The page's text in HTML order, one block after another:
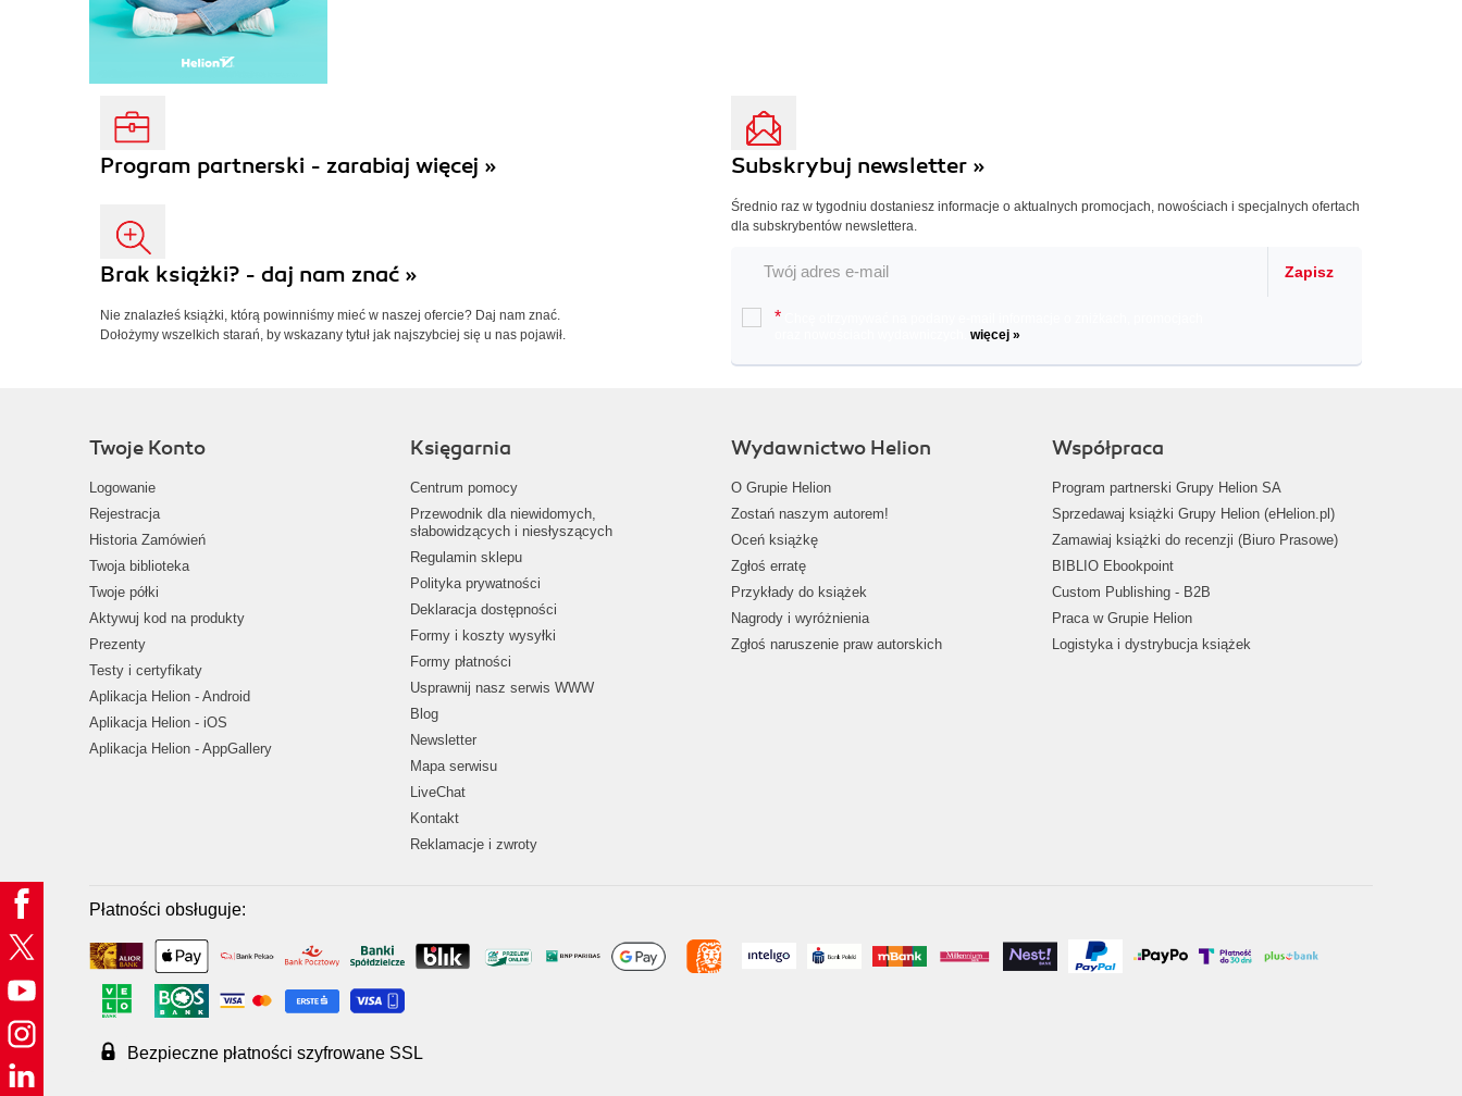
Program partnerski - zarabiaj więcej »
Brak książki? - daj nam znać »
Nie znalazłeś książki, którą powinniśmy mieć w naszej ofercie? Daj nam znać.
Dołożymy wszelkich starań, by wskazany tytuł jak najszybciej się u nas pojawił.
Subskrybuj newsletter »
Średnio raz w tygodniu dostaniesz informacje o aktualnych promocjach, nowościach i specjalnych ofertach
dla subskrybentów newslettera.
Zapisz
*
więcej »
Twoje Konto
Logowanie
Rejestracja
Historia Zamówień
Twoja biblioteka
Twoje półki
Aktywuj kod na produkty
Prezenty
Testy i certyfikaty
Aplikacja Helion - Android
Aplikacja Helion - iOS
Aplikacja Helion - AppGallery
Księgarnia
Centrum pomocy
Przewodnik dla niewidomych,
słabowidzących i niesłyszących
Regulamin sklepu
Polityka prywatności
Deklaracja dostępności
Formy i koszty wysyłki
Formy płatności
Usprawnij nasz serwis WWW
Blog
Newsletter
Mapa serwisu
LiveChat
Kontakt
Reklamacje i zwroty
Wydawnictwo Helion
O Grupie Helion
Zostań naszym autorem!
Oceń książkę
Zgłoś erratę
Przykłady do książek
Nagrody i wyróżnienia
Zgłoś naruszenie praw autorskich
Współpraca
Program partnerski Grupy Helion SA
Sprzedawaj książki Grupy Helion (eHelion.pl)
Zamawiaj książki do recenzji (Biuro Prasowe)
BIBLIO Ebookpoint
Custom Publishing - B2B
Praca w Grupie Helion
Logistyka i dystrybucja książek
Płatności obsługuje:
Bezpieczne płatności szyfrowane SSL